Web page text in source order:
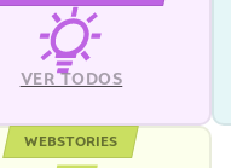
VER TODOS
WEBSTORIES